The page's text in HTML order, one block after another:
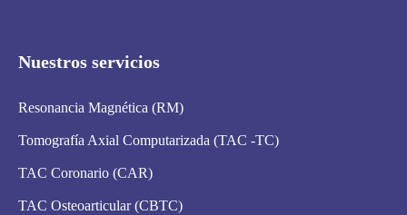
Nuestros servicios
Resonancia Magnética (RM)
Tomografía Axial Computarizada (TAC -TC)
TAC Coronario (CAR)
TAC Osteoarticular (CBTC)